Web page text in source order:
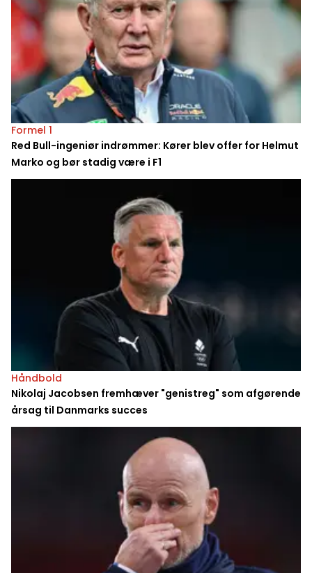
Formel 1
Red Bull-ingeniør indrømmer: Kører blev offer for Helmut
Marko og bør stadig være i F1
Håndbold
Nikolaj Jacobsen fremhæver "genistreg" som afgørende
årsag til Danmarks succes